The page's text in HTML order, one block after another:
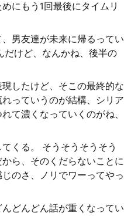
にもう1回最後にタイムリ
男友達が未来に帰るってい
だけど、なんかね、後半の
したけど、そこの最終的な
っていうのが結構、シリア
て濃くなっていくのがね、
くる。 そうそうそうそう
ら、そのくだらないことに
のさ、ノリでワーってやっ
どんどん話が重くなってい